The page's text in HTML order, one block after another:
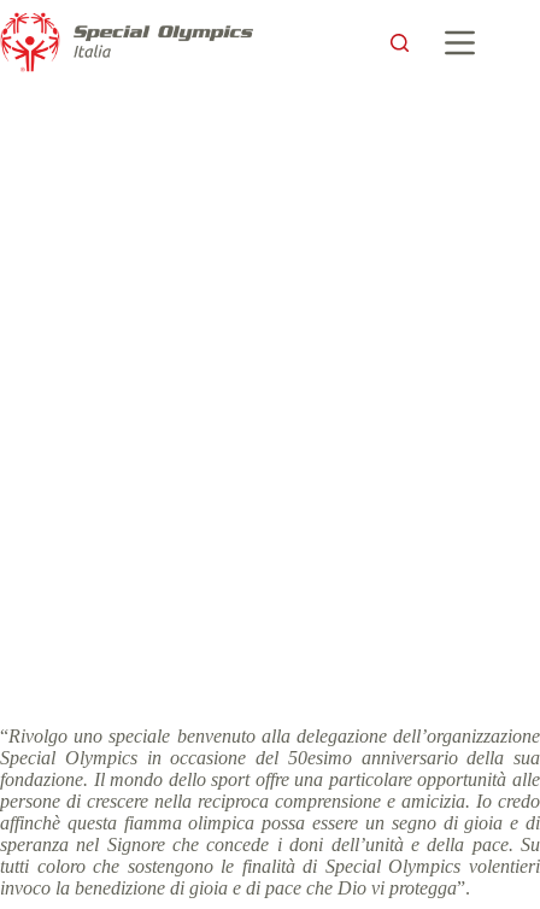
“Rivolgo uno speciale benvenuto alla delegazione dell’organizzazione
Special Olympics in occasione del 50esimo anniversario della sua
fondazione. Il mondo dello sport offre una particolare opportunità alle
persone di crescere nella reciproca comprensione e amicizia. Io credo
affinchè questa fiamma olimpica possa essere un segno di gioia e di
speranza nel Signore che concede i doni dell’unità e della pace. Su
tutti coloro che sostengono le finalità di Special Olympics volentieri
invoco la benedizione di gioia e di pace che Dio vi protegga”.